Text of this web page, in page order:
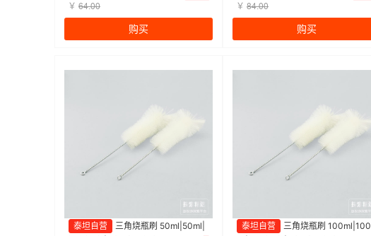
￥ ƧȂŤřř
购买
￥ ȬȂŤřř
购买
泰坦自营
三角烧瓶刷 50ml|50ml|
泰坦自营
三角烧瓶刷 100ml|100